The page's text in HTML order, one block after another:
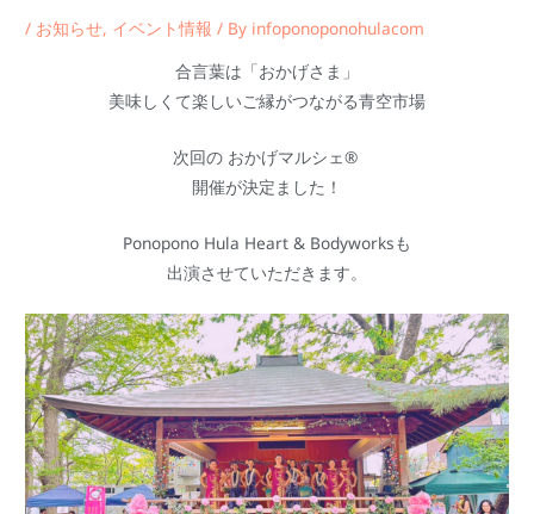
/ お知らせ, イベント情報 / By infoponoponohulacom
合言葉は「おかげさま」
美味しくて楽しいご縁がつながる青空市場
次回の おかげマルシェ®
開催が決定ました！
Ponopono Hula Heart & Bodyworksも
出演させていただきます。